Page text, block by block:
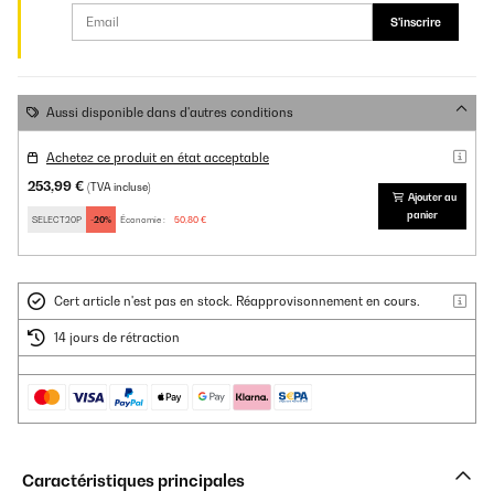
S'inscrire
Aussi disponible dans d'autres conditions
Achetez ce produit en état acceptable
253,99 € (TVA incluse)
SELECT20P -20% Économie : 50,80 €
Ajouter au
panier
Cert article n'est pas en stock. Réapprovisonnement en cours.
14 jours de rétraction
Caractéristiques principales